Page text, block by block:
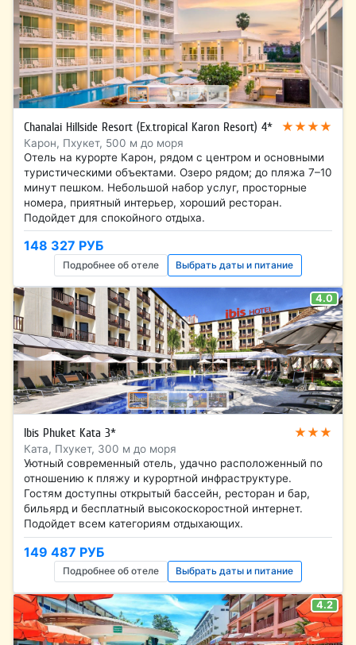
Chanalai Hillside Resort (Ex.tropical Karon Resort) 4* ★★★★
Карон, Пхукет, 500 м до моря
Отель на курорте Карон, рядом с центром и основными
туристическими объектами. Озеро рядом; до пляжа 7–10
минут пешком. Небольшой набор услуг, просторные
номера, приятный интерьер, хороший ресторан.
Подойдет для спокойного отдыха.
148 327 РУБ
Подробнее об отеле Выбрать даты и питание
4.0
Ibis Phuket Kata 3* ★★★
Ката, Пхукет, 300 м до моря
Уютный современный отель, удачно расположенный по
отношению к пляжу и курортной инфраструктуре.
Гостям доступны открытый бассейн, ресторан и бар,
бильярд и бесплатный высокоскоростной интернет.
Подойдет всем категориям отдыхающих.
149 487 РУБ
Подробнее об отеле Выбрать даты и питание
4.2